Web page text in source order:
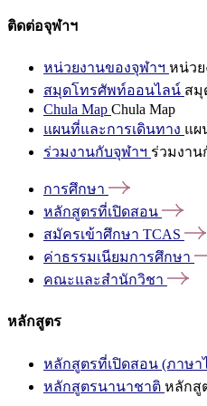
ติดต่อจุฬาฯ
หน่วยงานของจุฬาฯ หน่วย
สมุดโทรศัพท์ออนไลน์ สมุ
Chula Map Chula Map
แผนที่และการเดินทาง แผ
ร่วมงานกับจุฬาฯ ร่วมงาน
การศึกษา
หลักสูตรที่เปิดสอน
สมัครเข้าศึกษา TCAS
ค่าธรรมเนียมการศึกษา
คณะและสำนักวิชา
หลักสูตร
หลักสูตรที่เปิดสอน (ภาษา
หลักสูตรนานาชาติ หลักสู